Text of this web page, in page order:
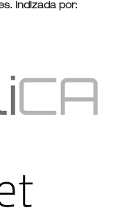
Indizada por: